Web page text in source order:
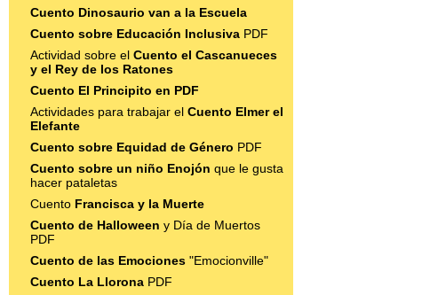
Cuento Dinosaurio van a la Escuela
Cuento sobre Educación Inclusiva PDF
Actividad sobre el Cuento el Cascanueces
y el Rey de los Ratones
Cuento El Principito en PDF
Actividades para trabajar el Cuento Elmer el
Elefante
Cuento sobre Equidad de Género PDF
Cuento sobre un niño Enojón que le gusta
hacer pataletas
Cuento Francisca y la Muerte
Cuento de Halloween y Día de Muertos
PDF
Cuento de las Emociones "Emocionville"
Cuento La Llorona PDF